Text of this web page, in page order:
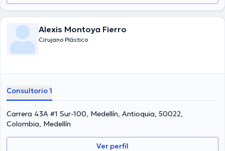
Alexis Montoya Fierro
Cirujano Plástico
Consultorio 1
Carrera 43A #1 Sur-100, Medellín, Antioquia, 50022,
Colombia, Medellín
Ver perfil